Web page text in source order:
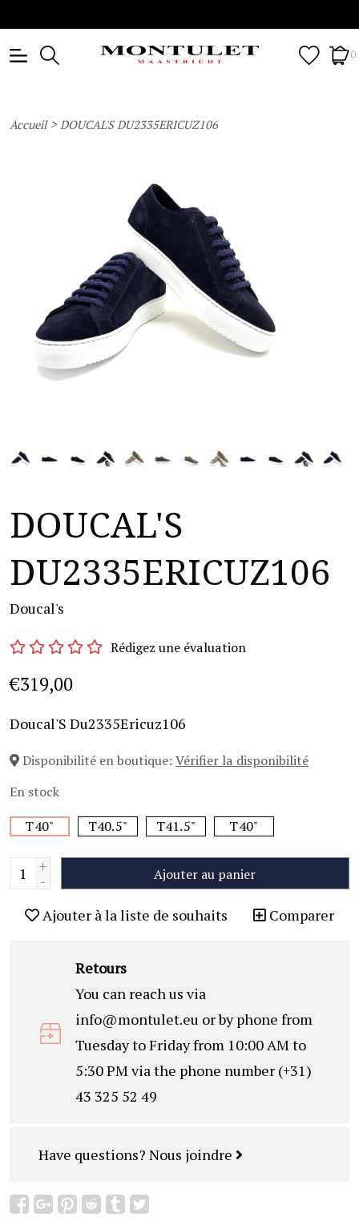
0
Accueil>DOUCAL'S DU2335ERICUZ106
DOUCAL'S
DU2335ERICUZ106
Doucal's
Rédigez une évaluation
€319,00
Doucal'S Du2335Ericuz106
Disponibilité en boutique: Vérifier la disponibilité
En stock
T40"
T40.5" T41.5" T40"
+
- Ajouter au panier
Ajouter à la liste de souhaits Comparer
Retours
You can reach us via
info@montulet.eu or by phone from
Tuesday to Friday from 10:00 AM to
5:30 PM via the phone number (+31)
43 325 52 49
Have questions? Nous joindre